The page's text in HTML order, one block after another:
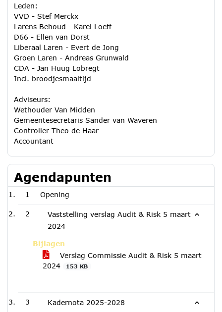
Leden:
VVD - Stef Merckx
Larens Behoud - Karel Loeff
D66 - Ellen van Dorst
Liberaal Laren - Evert de Jong
Groen Laren - Andreas Grunwald
CDA - Jan Huug Lobregt
Incl. broodjesmaaltijd
Adviseurs:
Wethouder Van Midden
Gemeentesecretaris Sander van Waveren
Controller Theo de Haar
Accountant
Agendapunten
1 Opening
2
Vaststelling verslag Audit & Risk 5 maart
2024
Bijlagen
Verslag Commissie Audit & Risk 5 maart
2024
153 KB
3 Kadernota 2025-2028